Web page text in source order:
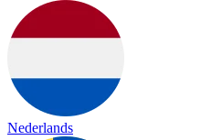
Nederlands